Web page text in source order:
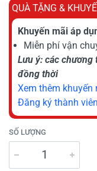
QUÀ TẶNG &
Khuyến mãi áp
Miễn phí vận
Lưu ý: các
đồng thời
Xem thêm khuyến
Đăng ký thành viên
SỐ LƯỢNG